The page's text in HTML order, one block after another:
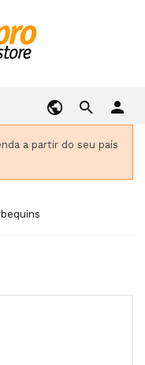
person
a partir do seu país